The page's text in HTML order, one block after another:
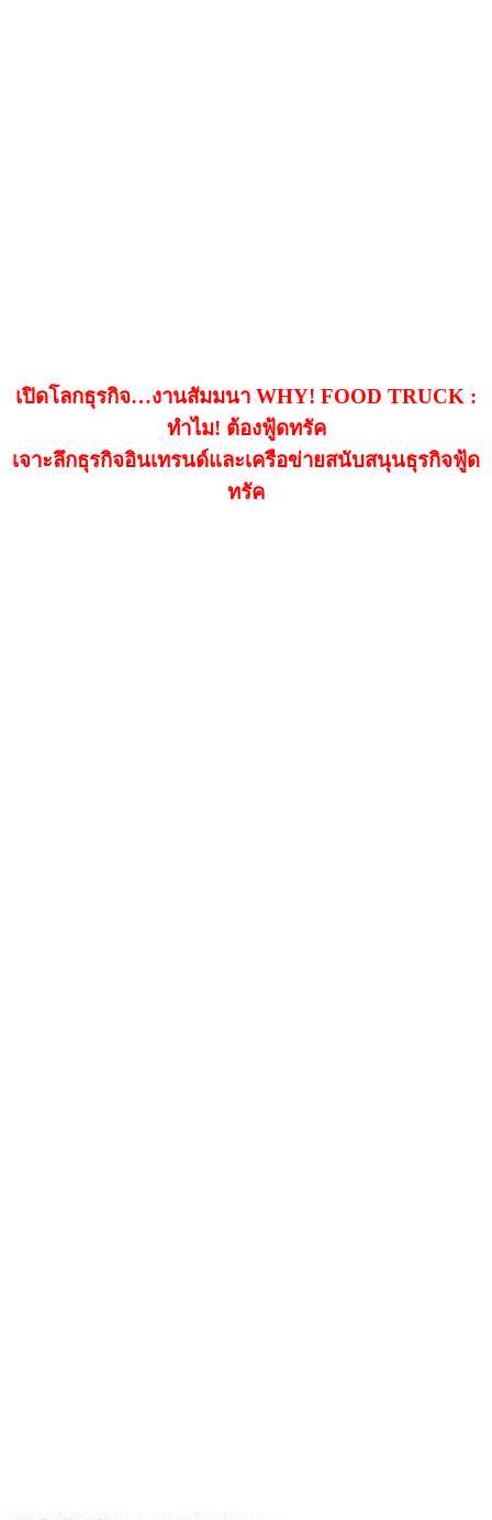
เปิดโลกธุรกิจ…งานสัมมนา WHY! FOOD TRUCK :
ทำไม! ต้องฟู้ดทรัค
เจาะลึกธุรกิจอินเทรนด์และเครือข่ายสนับสนุนธุรกิจฟู้ด
ทรัค